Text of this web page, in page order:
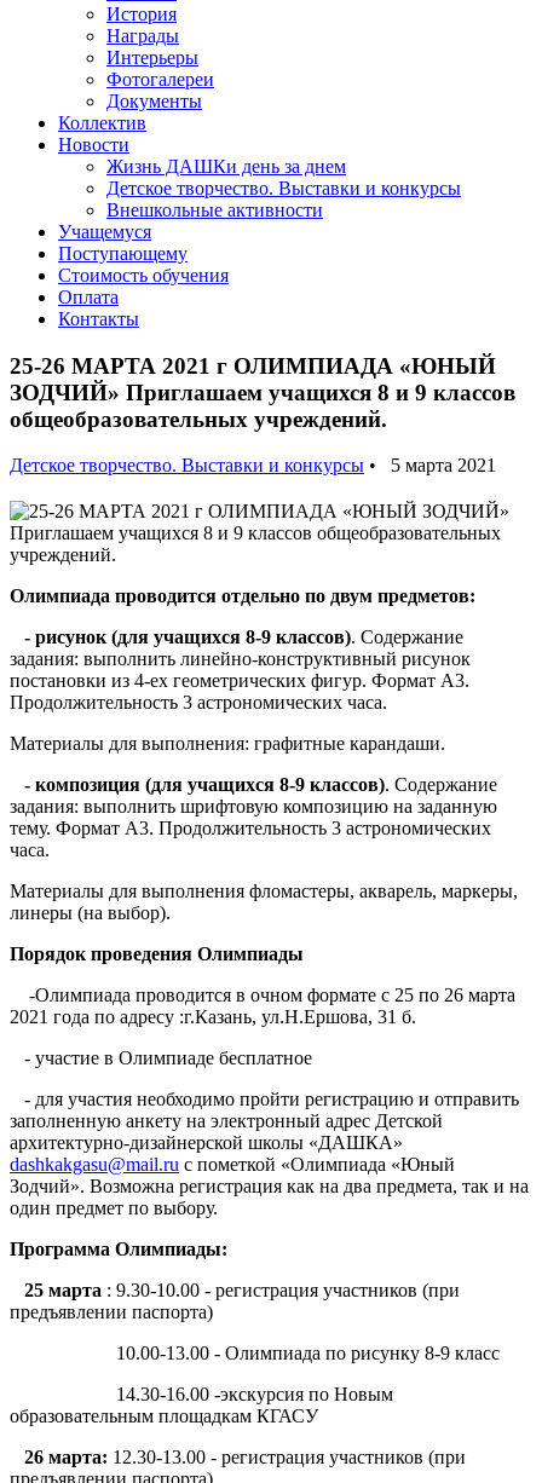
История
Награды
Интерьеры
Фотогалереи
Документы
Коллектив
Новости
Жизнь ДАШКи день за днем
Детское творчество. Выставки и конкурсы
Внешкольные активности
Учащемуся
Поступающему
Стоимость обучения
Оплата
Контакты
25-26 МАРТА 2021 г ОЛИМПИАДА «ЮНЫЙ
ЗОДЧИЙ» Приглашаем учащихся 8 и 9 классов
общеобразовательных учреждений.
Детское творчество. Выставки и конкурсы • 5 марта 2021
Олимпиада проводится отдельно по двум предметов:
- рисунок (для учащихся 8-9 классов). Содержание
задания: выполнить линейно-конструктивный рисунок
постановки из 4-ех геометрических фигур. Формат А3.
Продолжительность 3 астрономических часа.
Материалы для выполнения: графитные карандаши.
- композиция (для учащихся 8-9 классов). Содержание
задания: выполнить шрифтовую композицию на заданную
тему. Формат А3. Продолжительность 3 астрономических
часа.
Материалы для выполнения фломастеры, акварель, маркеры,
линеры (на выбор).
Порядок проведения Олимпиады
-Олимпиада проводится в очном формате с 25 по 26 марта
2021 года по адресу :г.Казань, ул.Н.Ершова, 31 б.
- участие в Олимпиаде бесплатное
- для участия необходимо пройти регистрацию и отправить
заполненную анкету на электронный адрес Детской
архитектурно-дизайнерской школы «ДАШКА»
dashkakgasu@mail.ru с пометкой «Олимпиада «Юный
Зодчий». Возможна регистрация как на два предмета, так и на
один предмет по выбору.
Программа Олимпиады:
25 марта : 9.30-10.00 - регистрация участников (при
предъявлении паспорта)
10.00-13.00 - Олимпиада по рисунку 8-9 класс
14.30-16.00 -экскурсия по Новым
образовательным площадкам КГАСУ
26 марта: 12.30-13.00 - регистрация участников (при